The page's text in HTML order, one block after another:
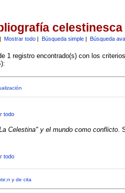
celestinesca
Mostrar todo| Búsqueda simple| Búsqueda
1 registro encontrado(s) con los
):
todo
Celestina" y el mundo como conflicto.
todo
y de cita